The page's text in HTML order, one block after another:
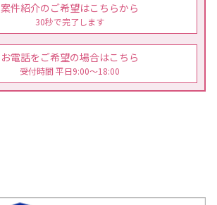
案件紹介のご希望はこちらから
30秒で完了します
お電話をご希望の場合はこちら
受付時間 平日9:00〜18:00